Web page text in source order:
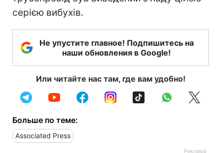
серією вибухів.
Не упустите главное! Подпишитесь на
наши обновления в Google!
Или читайте нас там, где вам удобно!
Больше по теме:
Associated Press